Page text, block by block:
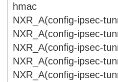
hmac
NXR_A(config-ipsec-
NXR_A(config-ipsec-
NXR_A(config-ipsec-
NXR_A(config-ipsec-
NXR_A(config-ipsec-